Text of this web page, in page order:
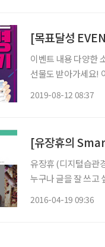
[목표달성
이벤트 내용 다양한
선물도 받아가세요!
2019-08-12 08:37
[유장휴의
유장휴 (디지털습관경영연구
누구나 글을 잘 쓰고
2016-04-19 09:36